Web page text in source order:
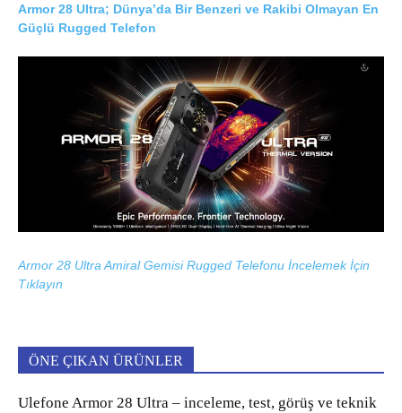
Armor 28 Ultra; Dünya’da Bir Benzeri ve Rakibi Olmayan En
Güçlü Rugged Telefon
Armor 28 Ultra Amiral Gemisi Rugged Telefonu İncelemek İçin
Tıklayın
ÖNE ÇIKAN ÜRÜNLER
Ulefone Armor 28 Ultra – inceleme, test, görüş ve teknik